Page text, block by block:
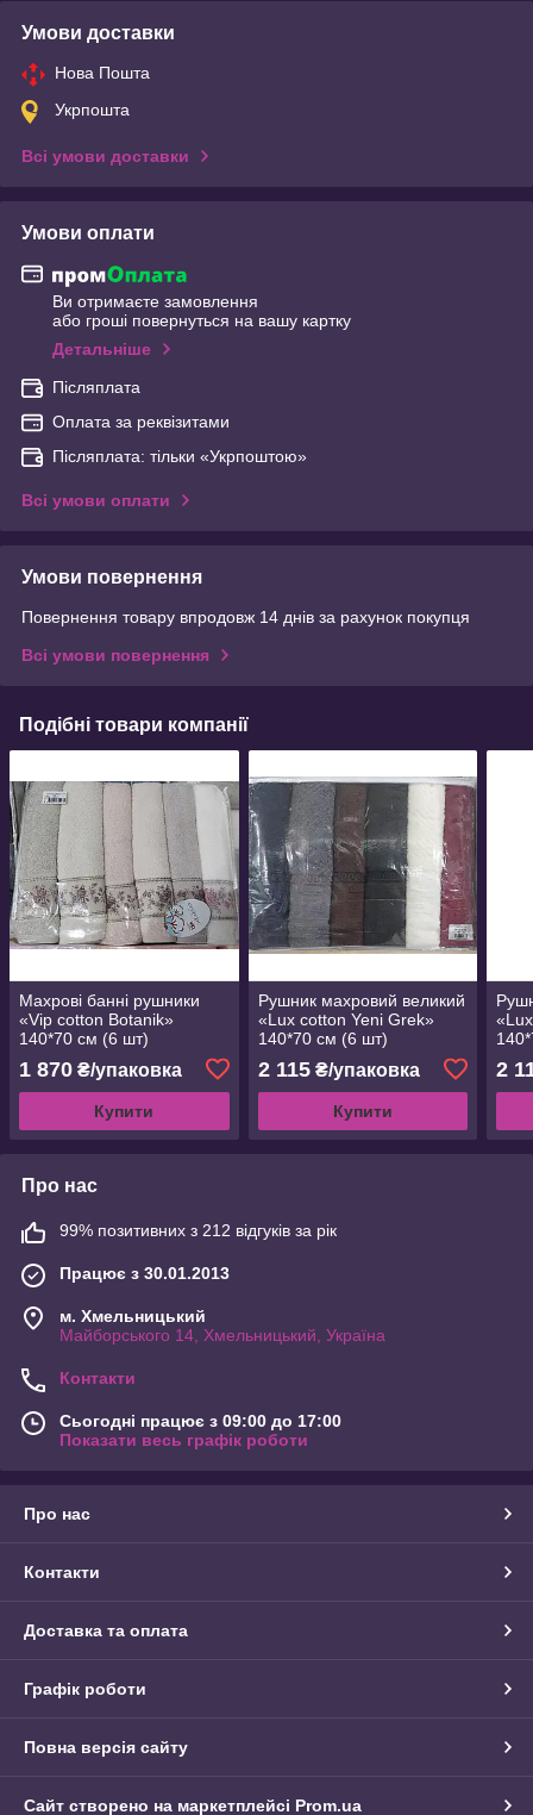
Умови доставки
Нова Пошта
Укрпошта
Всі умови доставки
Умови оплати
Ви отримаєте замовлення
або гроші повернуться на вашу картку
Детальніше
Післяплата
Оплата за реквізитами
Післяплата: тільки «Укрпоштою»
Всі умови оплати
Умови повернення
Повернення товару впродовж 14 днів за рахунок покупця
Всі умови повернення
Подібні товари компанії
Махрові банні рушники
«Vip cotton Botanik»
140*70 см (6 шт)
1 870 ₴/упаковка
Купити
Рушник махровий великий
«Lux cotton Yeni Grek»
140*70 см (6 шт)
2 115₴/упаковка
Купити
2
Про нас
99% позитивних з 212 відгуків за рік
Працює з 30.01.2013
м. Хмельницький
Майборського 14, Хмельницький, Україна
Контакти
Сьогодні працює з 09:00 до 17:00
Показати весь графік роботи
Про нас
Контакти
Доставка та оплата
Графік роботи
Повна версія сайту
Сайт створено на маркетплейсі Prom.ua